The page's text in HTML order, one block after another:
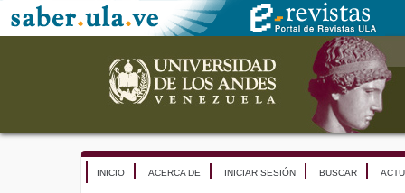
INICIO ACERCA DE INICIAR SESIÓN BUSCAR